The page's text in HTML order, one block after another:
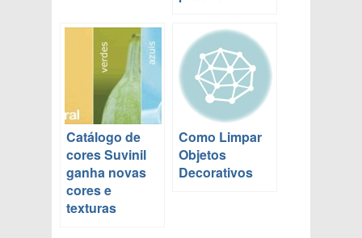
Catálogo de
cores Suvinil
ganha novas
cores e
texturas
Como Limpar
Objetos
Decorativos